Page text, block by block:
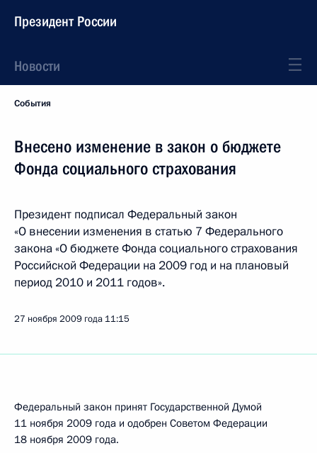
Президент России
Новости
События
Внесено изменение в закон о бюджете
Фонда социального страхования
Президент подписал Федеральный закон
«О внесении изменения в статью 7 Федерального
закона «О бюджете Фонда социального страхования
Российской Федерации на 2009 год и на плановый
период 2010 и 2011 годов».
27 ноября 2009 года 11:15
Федеральный закон принят Государственной Думой
11 ноября 2009 года и одобрен Советом Федерации
18 ноября 2009 года.